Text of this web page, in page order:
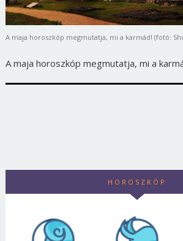
A maja horoszkóp megmutatja, mi a karmád! (fotó:
A maja horoszkóp megmutatja, mi a
HOROSZKÓP